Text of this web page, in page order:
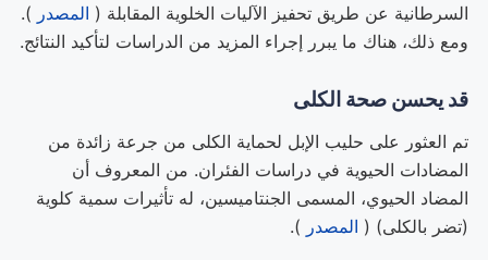
السرطانية عن طريق تحفيز الآليات الخلوية المقابلة ( المصدر ).
ومع ذلك، هناك ما يبرر إجراء المزيد من الدراسات لتأكيد النتائج.
قد يحسن صحة الكلى
تم العثور على حليب الإبل لحماية الكلى من جرعة زائدة من
المضادات الحيوية في دراسات الفئران. من المعروف أن
المضاد الحيوي، المسمى الجنتاميسين، له تأثيرات سمية كلوية
(تضر بالكلى) ( المصدر ).